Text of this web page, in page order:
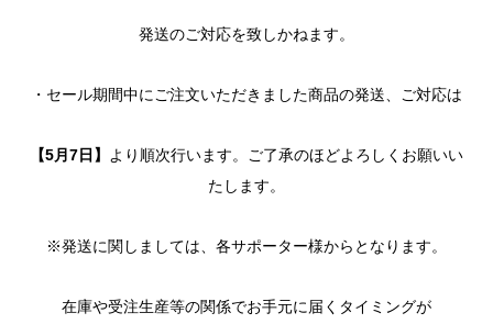
発送のご対応を致しかねます。
・セール期間中にご注文いただきました商品の発送、ご対応は
【5月7日】 より順次行います。ご了承のほどよろしくお願いい
たします。
※発送に関しましては、各サポーター様からとなります。
在庫や受注生産等の関係でお手元に届くタイミングが